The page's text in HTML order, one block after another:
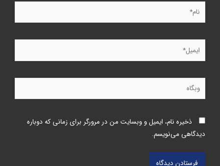
ذخیره نام، ایمیل و وبسایت من در مرورگر برای زمانی که دوباره
دیدگاهی می‌نویسم.